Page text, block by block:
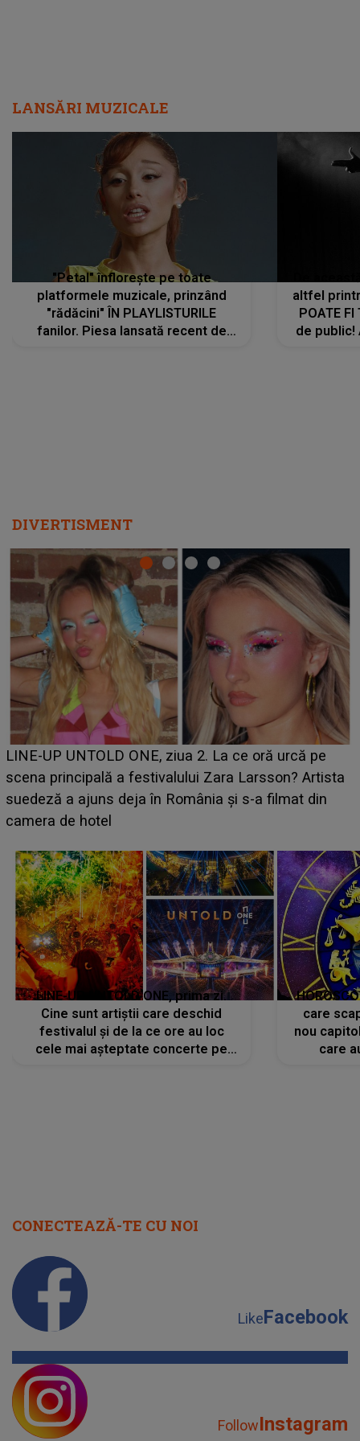
LANSĂRI MUZICALE
"Petal" înflorește pe toate
platformele muzicale, prinzând
"rădăcini" ÎN PLAYLISTURILE
fanilor. Piesa lansată recent de
altfel
POATE FI
de public!
DIVERTISMENT
Ce a dezvăluit noua concurentă din "Casa Iubirii" l-a
luat prin surprindere pe Emanuel. CINE ESTE
BĂIATUL VIZAT de Alexandra?! Aflându-se în fața
faptului împlinit, A RECUNOSCUT IMEDIAT: "Am
LINE-UP UNTOLD ONE, prima zi.
Cine sunt artiștii care deschid
festivalul și de la ce ore au loc
cele mai așteptate concerte pe
care
nou
care
CONECTEAZĂ-TE CU NOI
LikeFacebook
FollowInstagram